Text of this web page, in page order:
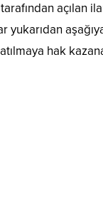
açılan
yukarıdan
hak